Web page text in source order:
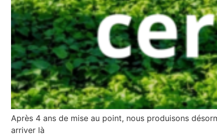
Après 4 ans de mise au point, nous produisons
arriver là